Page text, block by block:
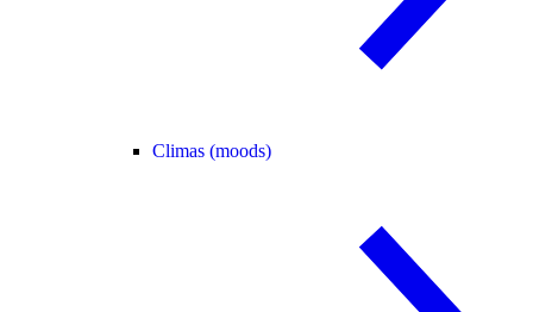
Climas (moods)